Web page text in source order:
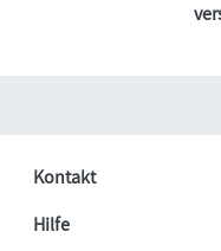
Kontakt
Hilfe